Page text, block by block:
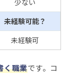
少ない
未経験可能？
未経験可
く職業です。コ